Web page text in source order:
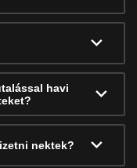
havi
nektek?